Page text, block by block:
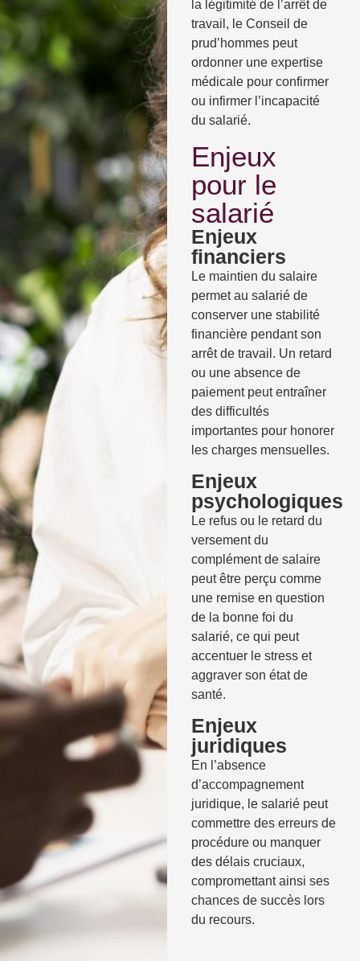
la légitimité de l’arrêt de
travail, le Conseil de
prud’hommes peut
ordonner une expertise
médicale pour confirmer
ou infirmer l’incapacité
du salarié.
Enjeux
pour le
salarié
Enjeux
financiers
Le maintien du salaire
permet au salarié de
conserver une stabilité
financière pendant son
arrêt de travail. Un retard
ou une absence de
paiement peut entraîner
des difficultés
importantes pour honorer
les charges mensuelles.
Enjeux
psychologiques
Le refus ou le retard du
versement du
complément de salaire
peut être perçu comme
une remise en question
de la bonne foi du
salarié, ce qui peut
accentuer le stress et
aggraver son état de
santé.
Enjeux
juridiques
En l’absence
d’accompagnement
juridique, le salarié peut
commettre des erreurs de
procédure ou manquer
des délais cruciaux,
compromettant ainsi ses
chances de succès lors
du recours.